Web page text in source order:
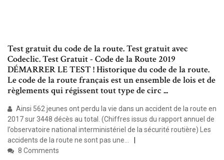
Test gratuit du code de la route. Test gratuit avec
Codeclic. Test Gratuit - Code de la Route 2019
DÉMARRER LE TEST ! Historique du code de la route.
Le code de la route français est un ensemble de lois et de
règlements qui régissent tout type de circ ...
Ainsi 562 jeunes ont perdu la vie dans un accident de la route en
2017 sur 3448 décès au total. (Chiffres issus du rapport annuel de
l’observatoire national interministériel de la sécurité routière) Les
accidents de la route ne sont pas une…
8 Comments